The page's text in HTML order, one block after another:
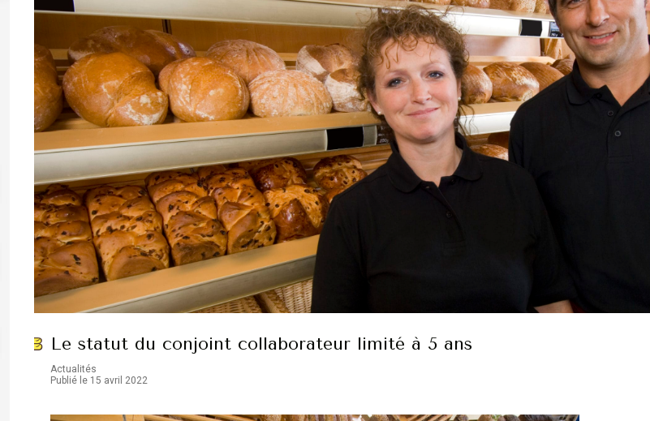
Le statut du conjoint collaborateur limité à 5 ans
Actualités
Publié le 15 avril 2022